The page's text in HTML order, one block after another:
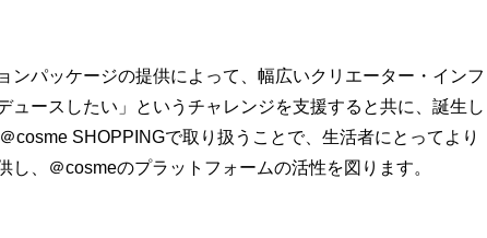
ンパッケージの提供によって、幅広いクリエーター・インフ
ュースしたい」というチャレンジを支援すると共に、誕生し
cosme SHOPPINGで取り扱うことで、生活者にとってより
、＠cosmeのプラットフォームの活性を図ります。